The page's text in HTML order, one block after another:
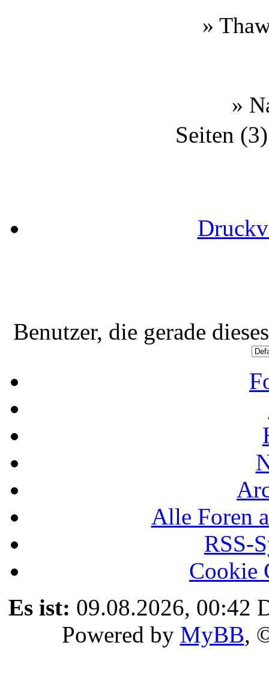
»
»
Seiten
Benutzer, die gerade
Alle Foren
RSS-
Cookie
Es ist: 09.08.2026, 00:42
Powered by MyBB,